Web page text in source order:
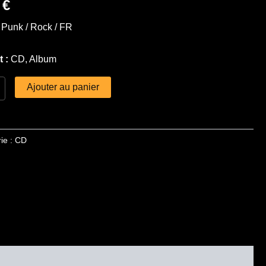
€
Punk / Rock / FR
:CD, Album
Ajouter au panier
:CD